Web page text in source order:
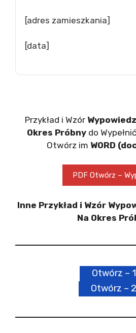
[adres zamieszkania]
[data]
Przykład i Wzór
Okres Próbny do
Otwórz im WORD
PDF Otwórz –
Inne Przykład i Wzór
Na Okres
Otwórz – 1
Otwórz – 2